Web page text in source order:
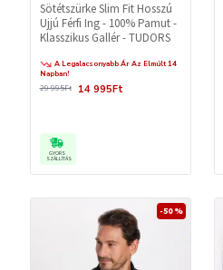
Sötétszürke Slim Fit Hosszú
Ujjú Férfi Ing - 100% Pamut -
Klasszikus Gallér - TUDORS
A Legalacsonyabb Ár Az Elmúlt 14
Napban!
14 995Ft
29 995Ft
GYORS
SZÁLLÍTÁS
-50 %